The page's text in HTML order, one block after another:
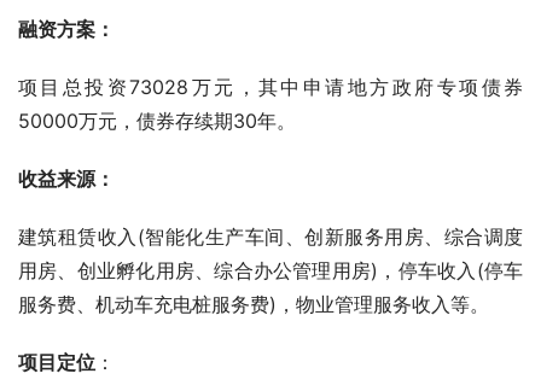
融资方案：
项目总投资73028万元，其中申请地方政府专项债券
50000万元，债券存续期30年。
收益来源：
建筑租赁收入(智能化生产车间、创新服务用房、综合调度
用房、创业孵化用房、综合办公管理用房)，停车收入(停车
服务费、机动车充电桩服务费)，物业管理服务收入等。
项目定位 ：